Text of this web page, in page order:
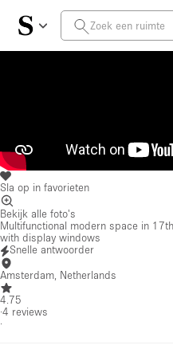
Sla op in favorieten
Bekijk alle foto's
Multifunctional modern space in
with display windows
Snelle antwoorder
Amsterdam, Netherlands
4.75
·4 reviews
·